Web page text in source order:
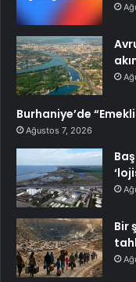
Burhaniye’de
Ağustos 7, 2026
Bir